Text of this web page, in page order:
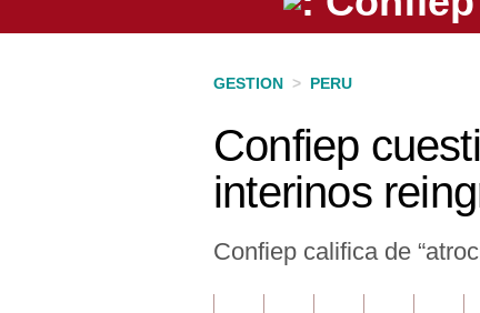
Perú
GESTION > PERU
Confiep
interinos
Confiep califica de